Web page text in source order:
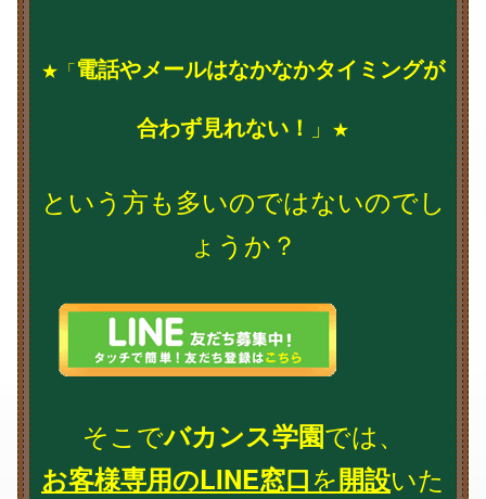
★ 「電話やメールはなかなかタイミングが
合わず見れない！ 」 ★
という方も多いのではないのでし
ょうか？
そこでバカンス学園では、
お客様専用のLINE窓口を開設いた